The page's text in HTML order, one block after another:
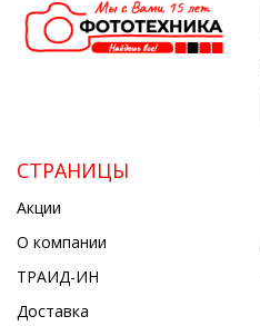
СТРАНИЦЫ
Акции
О компании
ТРАИД-ИН
Доставка